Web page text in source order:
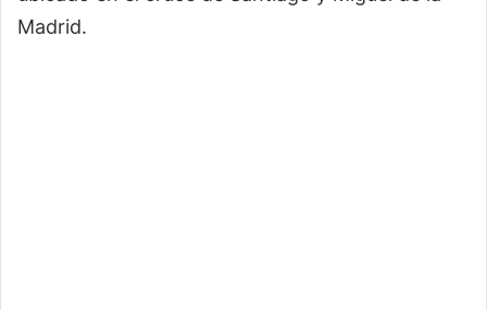
Madrid.